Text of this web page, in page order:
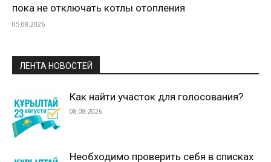
пока не отключать котлы отопления
05.08.2026
ЛЕНТА НОВОСТЕЙ
Как найти участок для голосования?
08.08.2026
Необходимо проверить себя в списках